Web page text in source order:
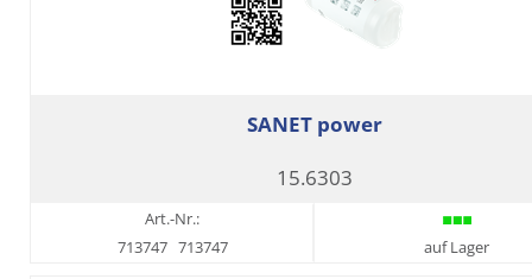
SANET power
15.6303
Art.-Nr.:
713747 713747 auf Lager